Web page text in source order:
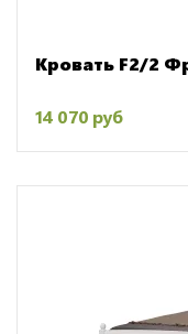
Кровать F2/2
14 070 руб